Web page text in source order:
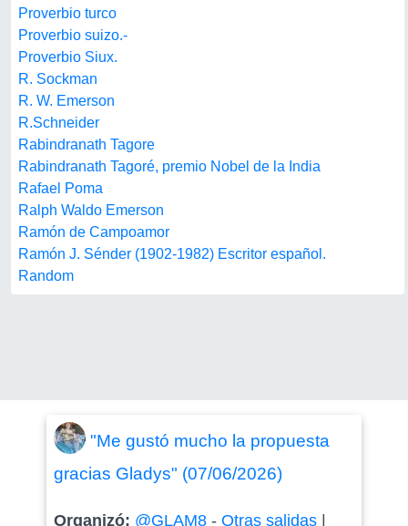
Proverbio turco
Proverbio suizo.-
Proverbio Siux.
R. Sockman
R. W. Emerson
R.Schneider
Rabindranath Tagore
Rabindranath Tagoré, premio Nobel de la India
Rafael Poma
Ralph Waldo Emerson
Ramón de Campoamor
Ramón J. Sénder (1902-1982) Escritor español.
Random
"Me gustó mucho la propuesta
gracias Gladys" (07/06/2026)
Organizó: @GLAM8- Otras salidas|